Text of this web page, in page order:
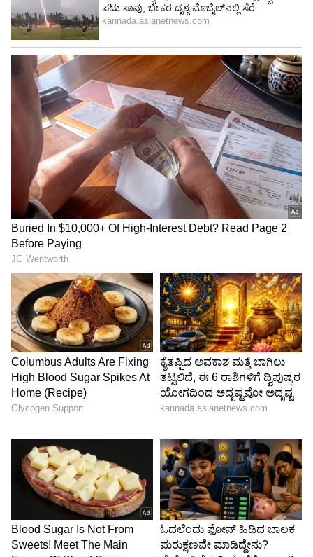
ಸೋಪ್​ ಮತ್ತು ಟೂಥ್​ ಪೇಸ್ಟ್​ ಮ್ಯಾಜಿಕ್​: ಜಿರಲೆ- ಹಲ್ಲಿ
ನಿಮ್ಮ ಮನೆ ಬಳಿ ಸುಳಿಯಲ್ಲ- ಸುಲಭದ ರೆಮಿಡಿ ಇಲ್ಲಿದೆ
15 ದಿನಗಳಲ್ಲೇ ಕುಂಡ, ಟೆರೇಸ್​, ಬಾಲ್ಕನಿ ಎಲ್ಲೆಡೆ
ಸುಲಭದಲ್ಲಿ ಬೆಳೆಯೋ 5 ತರಕಾರಿ: ಟಿಪ್ಸ್​ ಇಲ್ಲಿದೆ
Image Credit :Pinterest
ವೈಜ್ಞಾನಿಕ ಪುರಾವೆಗಳಲ್ಲಿ ಏನಿದೆ?
ಆದರೆ, ವೈಜ್ಞಾನಿಕ ಪುರಾವೆಗಳ ಆಧಾರದ ಹೇಳುವುದಾದರೆ,
ಇದು ಮರವನ್ನು ಘಾಸಿಗೊಳಿಸುತ್ತದೆ ಎಂದೇ ಹೇಳಲಾಗುತ್ತದೆ.
ವೈಜ್ಞಾನಿಕ ಪುರಾವೆ ಹೇಳುವ ಪ್ರಕಾರ, ಹಣ್ಣು ಬಿಡುವ
ಪ್ರಕ್ರಿಯೆಯು ಸಂಪೂರ್ಣವಾಗಿ ಸಸ್ಯದ ವೈವಿಧ್ಯತೆ, ಪೋಷಣೆ,
ಸೂರ್ಯನ ಬೆಳಕು, ತಾಪಮಾನ ಮತ್ತು ನೀರಿನ ಮೇಲೆ
ಅವಲಂಬಿತವಾಗಿರುತ್ತದೆ. ಮೊಳೆ ಹೊಡೆಯುವುದರಿಂದ
ಕಾಂಡದಲ್ಲಿ ಗಾಯಗಳು ಉಳಿಯುತ್ತವೆ, ಇದು ಶಿಲೀಂಧ್ರ
ಅಥವಾ ಬ್ಯಾಕ್ಟೀರಿಯಾದ ಸೋಂಕಿನ ಅಪಾಯವನ್ನು
ಹೆಚ್ಚಿಸುತ್ತದೆ. ಕೆಲವೊಮ್ಮೆ, ಇದು ಸಸ್ಯದ ಬೆಳವಣಿಗೆಗೆ ಹಾನಿ
ಮಾಡುತ್ತದೆ ಎನ್ನುವುದು.